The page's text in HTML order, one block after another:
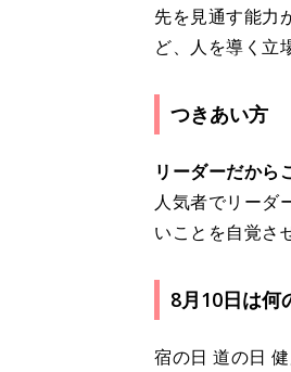
先を見通す能力
ど、人を導く立
つきあい方
リーダーだから
人気者でリーダ
いことを自覚さ
8月10日は何
宿の日 道の日